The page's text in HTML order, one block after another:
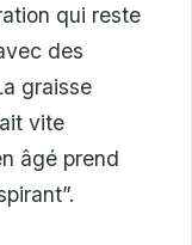
qui reste
des
graisse
vite
âgé prend